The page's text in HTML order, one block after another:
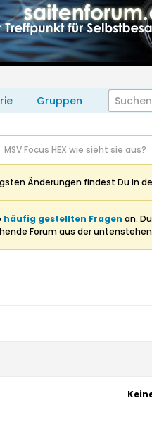
Gruppen
MSV Focus HEX wie sieht sie aus?
Änderungen findest Du in
häufig gestellten Fragen an.
Forum aus der